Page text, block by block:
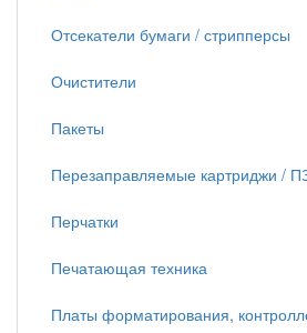
Отсекатели бумаги / стрипперсы
Очистители
Пакеты
Перезаправляемые картриджи /
Перчатки
Печатающая техника
Платы форматирования,